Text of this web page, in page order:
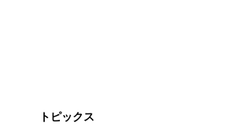
トピックス